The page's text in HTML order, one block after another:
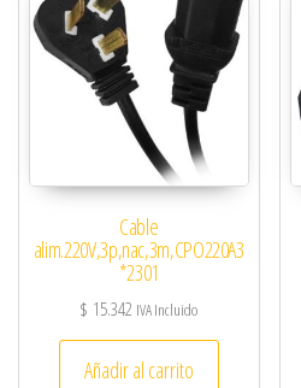
Cable
alim.220V,3p,nac,3m,CPO220A3
*2301
$ 15.342 IVA Incluido
Añadir al carrito